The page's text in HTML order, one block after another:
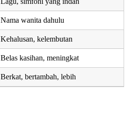
Nama wanita dahulu
Kehalusan, kelembutan
Belas kasihan, meningkat
Berkat, bertambah, lebih